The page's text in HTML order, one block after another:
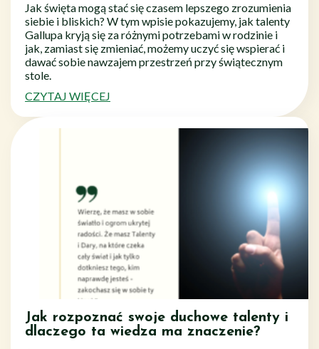
Jak święta mogą stać się czasem lepszego zrozumienia
siebie i bliskich? W tym wpisie pokazujemy, jak talenty
Gallupa kryją się za różnymi potrzebami w rodzinie i
jak, zamiast się zmieniać, możemy uczyć się wspierać i
dawać sobie nawzajem przestrzeń przy świątecznym
stole.
CZYTAJ WIĘCEJ
Jak rozpoznać swoje duchowe talenty i
dlaczego ta wiedza ma znaczenie?